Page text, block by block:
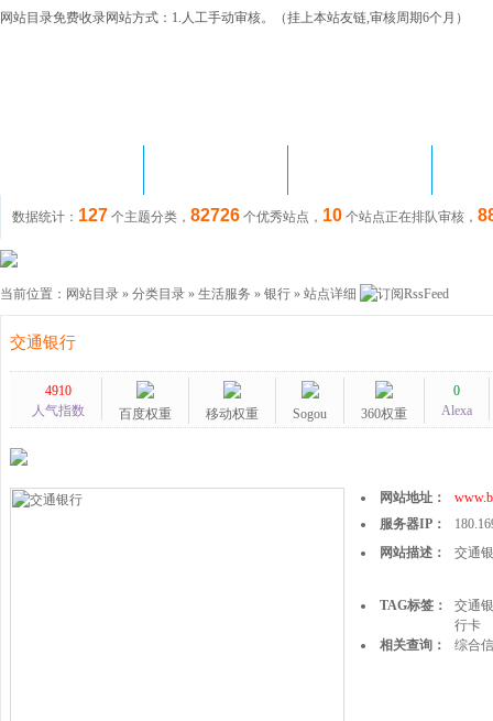
网站目录免费收录网站方式：1.人工手动审核。（挂上本站友链,审核周期6个月）
数据统计： 127 个主题分类， 82726 个优秀站点， 10 个站点正在排队审核，
当前位置： 网站目录 » 分类目录 » 生活服务 » 银行 » 站点详细
交通银行
4910
人气指数
百度权重 移动权重 Sogou 360权重
0
Alexa
网站地址：
服务器IP：
网站描述：
交通
TAG标签：
交通
行卡
相关查询：
综合